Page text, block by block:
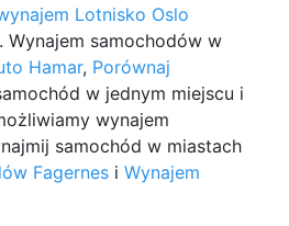
Lotnisko Oslo
Wynajem samochodów w
Hamar, Porównaj
w jednym miejscu i
wynajem
samochód w miastach
Fagernes i Wynajem